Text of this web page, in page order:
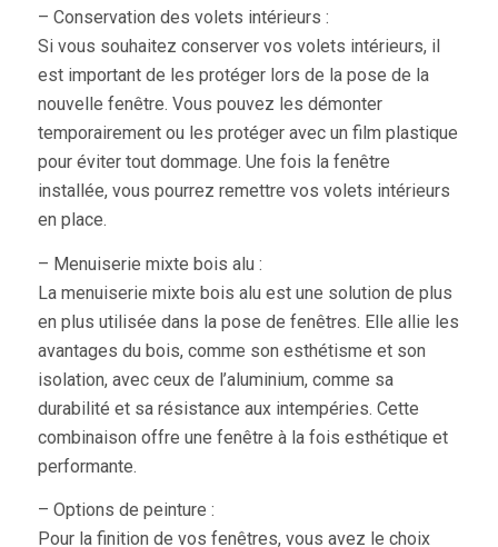
– Conservation des volets intérieurs :
Si vous souhaitez conserver vos volets intérieurs, il
est important de les protéger lors de la pose de la
nouvelle fenêtre. Vous pouvez les démonter
temporairement ou les protéger avec un film plastique
pour éviter tout dommage. Une fois la fenêtre
installée, vous pourrez remettre vos volets intérieurs
en place.
– Menuiserie mixte bois alu :
La menuiserie mixte bois alu est une solution de plus
en plus utilisée dans la pose de fenêtres. Elle allie les
avantages du bois, comme son esthétisme et son
isolation, avec ceux de l’aluminium, comme sa
durabilité et sa résistance aux intempéries. Cette
combinaison offre une fenêtre à la fois esthétique et
performante.
– Options de peinture :
Pour la finition de vos fenêtres, vous avez le choix